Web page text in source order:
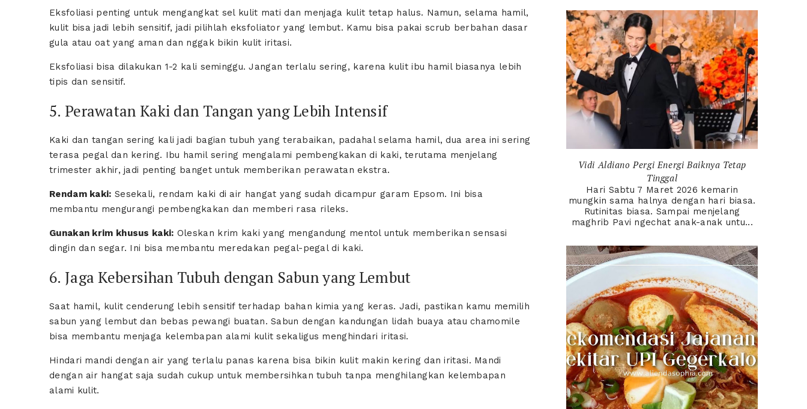
Eksfoliasi penting untuk mengangkat sel kulit mati dan menjaga kulit tetap halus. Namun, selama hamil,
kulit bisa jadi lebih sensitif, jadi pilihlah eksfoliator yang lembut. Kamu bisa pakai scrub berbahan dasar
gula atau oat yang aman dan nggak bikin kulit iritasi.
Eksfoliasi bisa dilakukan 1-2 kali seminggu. Jangan terlalu sering, karena kulit ibu hamil biasanya lebih
tipis dan sensitif.
5. Perawatan Kaki dan Tangan yang Lebih Intensif
Kaki dan tangan sering kali jadi bagian tubuh yang terabaikan, padahal selama hamil, dua area ini sering
terasa pegal dan kering. Ibu hamil sering mengalami pembengkakan di kaki, terutama menjelang
trimester akhir, jadi penting banget untuk memberikan perawatan ekstra.
Rendam kaki: Sesekali, rendam kaki di air hangat yang sudah dicampur garam Epsom. Ini bisa
membantu mengurangi pembengkakan dan memberi rasa rileks.
Gunakan krim khusus kaki: Oleskan krim kaki yang mengandung mentol untuk memberikan sensasi
dingin dan segar. Ini bisa membantu meredakan pegal-pegal di kaki.
6. Jaga Kebersihan Tubuh dengan Sabun yang Lembut
Saat hamil, kulit cenderung lebih sensitif terhadap bahan kimia yang keras. Jadi, pastikan kamu memilih
sabun yang lembut dan bebas pewangi buatan. Sabun dengan kandungan lidah buaya atau chamomile
bisa membantu menjaga kelembapan alami kulit sekaligus menghindari iritasi.
Hindari mandi dengan air yang terlalu panas karena bisa bikin kulit makin kering dan iritasi. Mandi
dengan air hangat saja sudah cukup untuk membersihkan tubuh tanpa menghilangkan kelembapan
alami kulit.
Vidi Aldiano Pergi Energi Baiknya Tetap
Tinggal
Hari Sabtu 7 Maret 2026 kemarin
mungkin sama halnya dengan hari biasa.
Rutinitas biasa. Sampai menjelang
maghrib Pavi ngechat anak-anak untu...